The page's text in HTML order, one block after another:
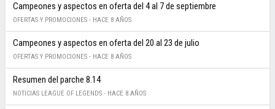
Campeones y aspectos en oferta del 4 al 7 de septiembre
OFERTAS Y PROMOCIONES - HACE 8 AÑOS
Campeones y aspectos en oferta del 20 al 23 de julio
OFERTAS Y PROMOCIONES - HACE 8 AÑOS
Resumen del parche 8.14
NOTICIAS LEAGUE OF LEGENDS - HACE 8 AÑOS